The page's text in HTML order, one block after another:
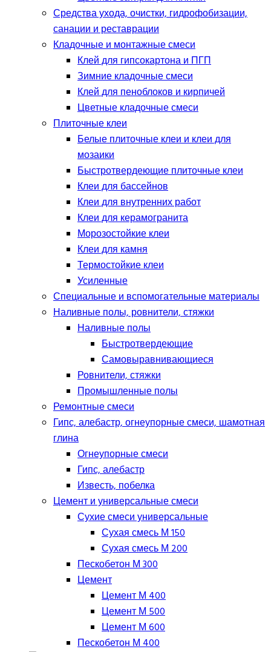
Средства ухода, очистки, гидрофобизации,
санации и реставрации
Кладочные и монтажные смеси
Клей для гипсокартона и ПГП
Зимние кладочные смеси
Клей для пеноблоков и кирпичей
Цветные кладочные смеси
Плиточные клеи
Белые плиточные клеи и клеи для
мозаики
Быстротвердеющие плиточные клеи
Клеи для бассейнов
Клеи для внутренних работ
Клеи для керамогранита
Морозостойкие клеи
Клеи для камня
Термостойкие клеи
Усиленные
Специальные и вспомогательные материалы
Наливные полы, ровнители, стяжки
Наливные полы
Быстротвердеющие
Самовыравнивающиеся
Ровнители, стяжки
Промышленные полы
Ремонтные смеси
Гипс, алебастр, огнеупорные смеси, шамотная
глина
Огнеупорные смеси
Гипс, алебастр
Известь, побелка
Цемент и универсальные смеси
Сухие смеси универсальные
Сухая смесь М 150
Сухая смесь М 200
Пескобетон М 300
Цемент
Цемент М 400
Цемент М 500
Цемент М 600
Пескобетон М 400